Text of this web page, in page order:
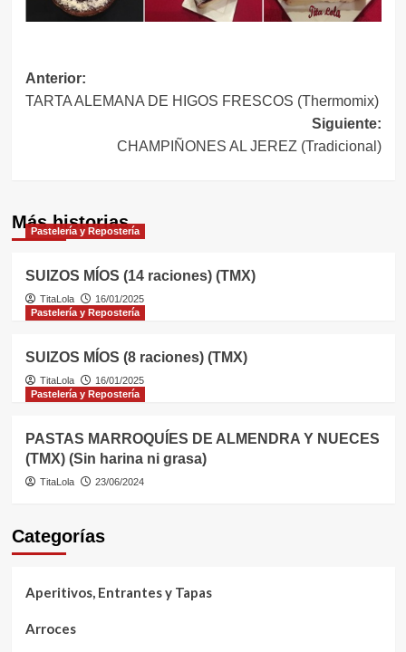
Navegación
de
entradas
Anterior:
TARTA ALEMANA DE HIGOS FRESCOS (Thermomix)
Siguiente:
CHAMPIÑONES AL JEREZ (Tradicional)
Más historias
Pastelería y Repostería
SUIZOS MÍOS (14 raciones) (TMX)
TitaLola
16/01/2025
Pastelería y Repostería
SUIZOS MÍOS (8 raciones) (TMX)
TitaLola
16/01/2025
Pastelería y Repostería
PASTAS MARROQUÍES DE ALMENDRA Y NUECES
(TMX) (Sin harina ni grasa)
TitaLola 23/06/2024
Categorías
Aperitivos, Entrantes y Tapas
Arroces